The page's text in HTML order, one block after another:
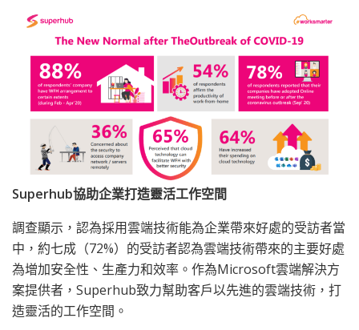
Superhub協助企業打造靈活工作空間
調查顯示，認為採用雲端技術能為企業帶來好處的受訪者當
中，約七成（72%）的受訪者認為雲端技術帶來的主要好處
為增加安全性、生產力和效率。作為Microsoft雲端解決方
案提供者，Superhub致力幫助客戶以先進的雲端技術，打
造靈活的工作空間。